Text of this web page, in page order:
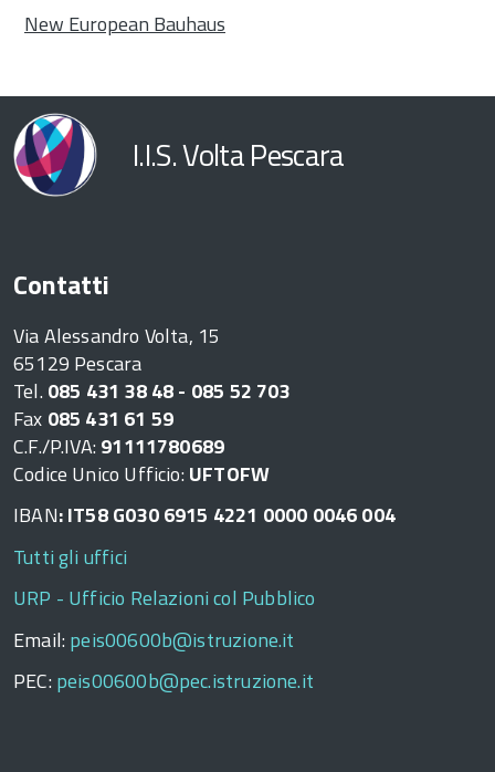
New European Bauhaus
I.I.S. Volta Pescara
Contatti
Via Alessandro Volta, 15
65129 Pescara
Tel. 085 431 38 48 - 085 52 703
Fax 085 431 61 59
C.F./P.IVA: 91111780689
Codice Unico Ufficio: UFTOFW
IBAN: IT58 G030 6915 4221 0000 0046 004
Tutti gli uffici
URP - Ufficio Relazioni col Pubblico
Email: peis00600b@istruzione.it
PEC: peis00600b@pec.istruzione.it